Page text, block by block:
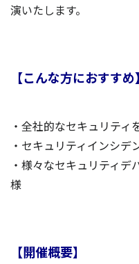
演いたします。
【こんな方におすすめ】
・全社的なセキュリテ
・セキュリティインシデ
・様々なセキュリティ
様
【開催概要】